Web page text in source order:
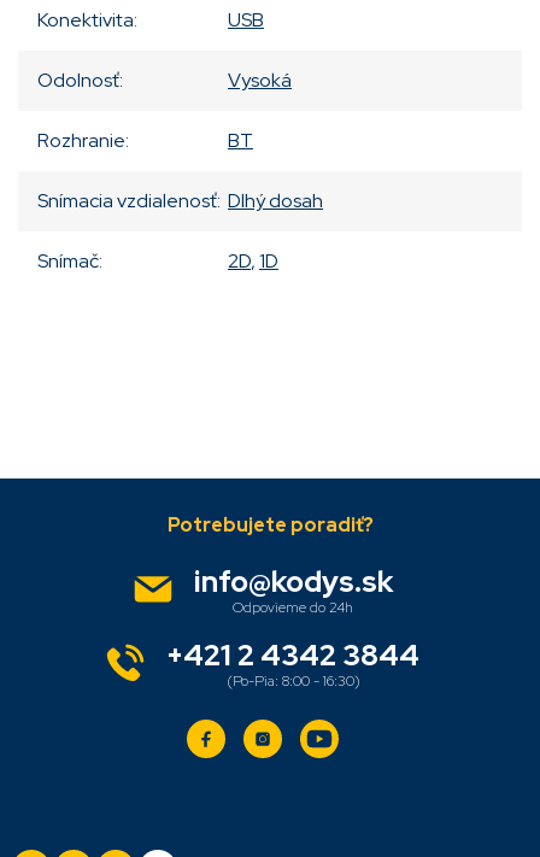
Konektivita: USB
Odolnosť: Vysoká
Rozhranie: BT
Snímacia vzdialenosť: Dlhý dosah
Snímač: 2D,1D
info@kodys.sk
+421 2 4342 3844